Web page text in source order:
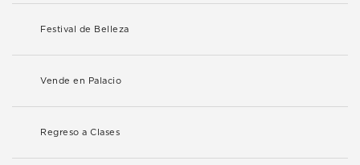
Festival de Belleza
Vende en Palacio
Regreso a Clases